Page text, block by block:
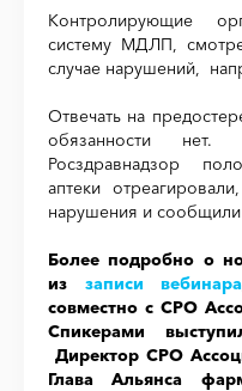
Контролирующие
систему МДЛП,
случае нарушений,
Отвечать на
обязанности
Росздравнадзор
аптеки
нарушения и
Более подробно о
из записи вебинара
совместно с СРО
Спикерами
Директор СРО
Глава Альянса